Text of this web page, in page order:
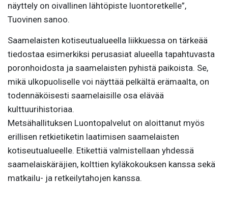
näyttely on oivallinen lähtöpiste luontoretkelle”,
Tuovinen sanoo.
Saamelaisten kotiseutualueella liikkuessa on tärkeää
tiedostaa esimerkiksi perusasiat alueella tapahtuvasta
poronhoidosta ja saamelaisten pyhistä paikoista. Se,
mikä ulkopuoliselle voi näyttää pelkältä erämaalta, on
todennäköisesti saamelaisille osa elävää
kulttuurihistoriaa.
Metsähallituksen Luontopalvelut on aloittanut myös
erillisen retkietiketin laatimisen saamelaisten
kotiseutualueelle. Etikettiä valmistellaan yhdessä
saamelaiskäräjien, kolttien kyläkokouksen kanssa sekä
matkailu- ja retkeilytahojen kanssa.